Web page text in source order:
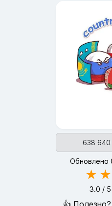
638 640
Обновлено
★ ★
3.0 /
👍